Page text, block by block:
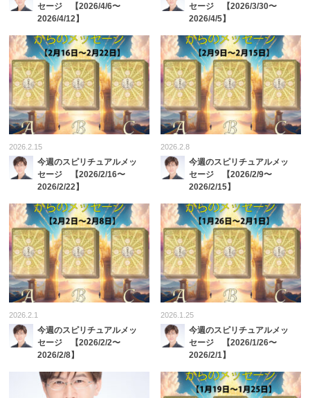
セージ 【2026/4/6〜
2026/4/12】
セージ 【2026/3/30〜
2026/4/5】
2026.2.15
今週のスピリチュアルメッ
セージ 【2026/2/16〜
2026/2/22】
2026.2.8
今週のスピリチュアルメッ
セージ 【2026/2/9〜
2026/2/15】
2026.2.1
今週のスピリチュアルメッ
セージ 【2026/2/2〜
2026/2/8】
2026.1.25
今週のスピリチュアルメッ
セージ 【2026/1/26〜
2026/2/1】